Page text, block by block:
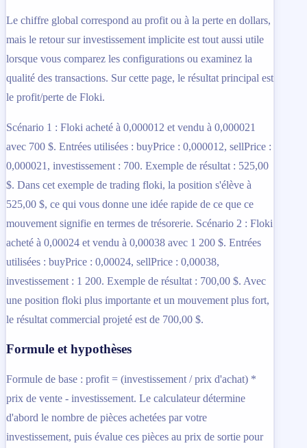
Le chiffre global correspond au profit ou à la perte en dollars,
mais le retour sur investissement implicite est tout aussi utile
lorsque vous comparez les configurations ou examinez la
qualité des transactions. Sur cette page, le résultat principal est
le profit/perte de Floki.
Scénario 1 : Floki acheté à 0,000012 et vendu à 0,000021
avec 700 $. Entrées utilisées : buyPrice : 0,000012, sellPrice :
0,000021, investissement : 700. Exemple de résultat : 525,00
$. Dans cet exemple de trading floki, la position s'élève à
525,00 $, ce qui vous donne une idée rapide de ce que ce
mouvement signifie en termes de trésorerie. Scénario 2 : Floki
acheté à 0,00024 et vendu à 0,00038 avec 1 200 $. Entrées
utilisées : buyPrice : 0,00024, sellPrice : 0,00038,
investissement : 1 200. Exemple de résultat : 700,00 $. Avec
une position floki plus importante et un mouvement plus fort,
le résultat commercial projeté est de 700,00 $.
Formule et hypothèses
Formule de base : profit = (investissement / prix d'achat) *
prix de vente - investissement. Le calculateur détermine
d'abord le nombre de pièces achetées par votre
investissement, puis évalue ces pièces au prix de sortie pour